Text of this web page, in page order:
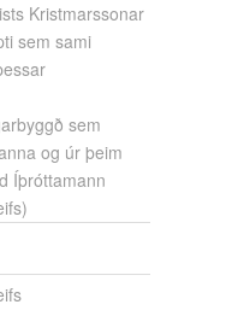
Kristmarssonar
sem sami
sem
og úr þeim
Íþróttamann